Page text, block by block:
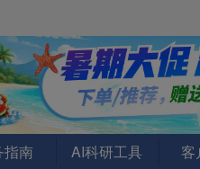
指南 AI科研工具 客